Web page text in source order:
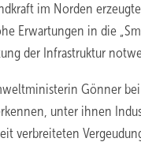
im Norden
Erwartungen in die
der Infrastruktur
Gönner
unter ihnen
verbreiteten